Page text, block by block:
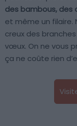
des bambous, des
et même un filaire.
creux des
vœux. On ne vous
ça ne coûte rien